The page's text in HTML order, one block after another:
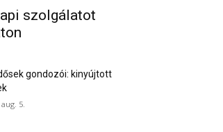
szolgálatot
gondozói: kinyújtott
5.